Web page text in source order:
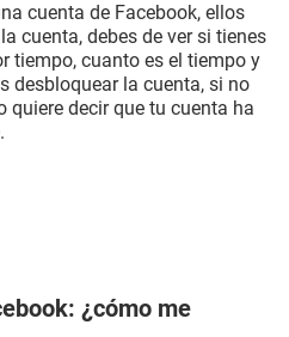
cuenta de Facebook, ellos
cuenta, debes de ver si tienes
tiempo, cuanto es el tiempo y
desbloquear la cuenta, si no
quiere decir que tu cuenta ha
¿cómo me